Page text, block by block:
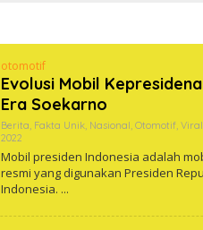
otomotif
Evolusi Mobil
Era Soekarno
Berita, Fakta Unik, Nasional, Otomotif, Viral
2022Oleh
Mobil presiden Indonesia adalah
resmi yang digunakan Presiden
Indonesia.